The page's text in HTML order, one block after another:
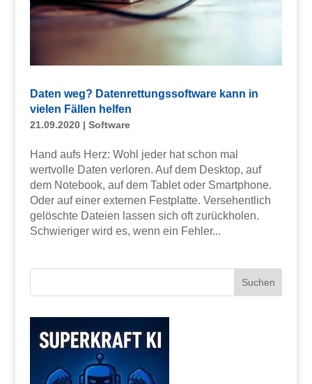
Daten weg? Datenrettungssoftware kann in
vielen Fällen helfen
21.09.2020| Software
Hand aufs Herz: Wohl jeder hat schon mal
wertvolle Daten verloren. Auf dem Desktop, auf
dem Notebook, auf dem Tablet oder Smartphone.
Oder auf einer externen Festplatte. Versehentlich
gelöschte Dateien lassen sich oft zurückholen.
Schwieriger wird es, wenn ein Fehler...